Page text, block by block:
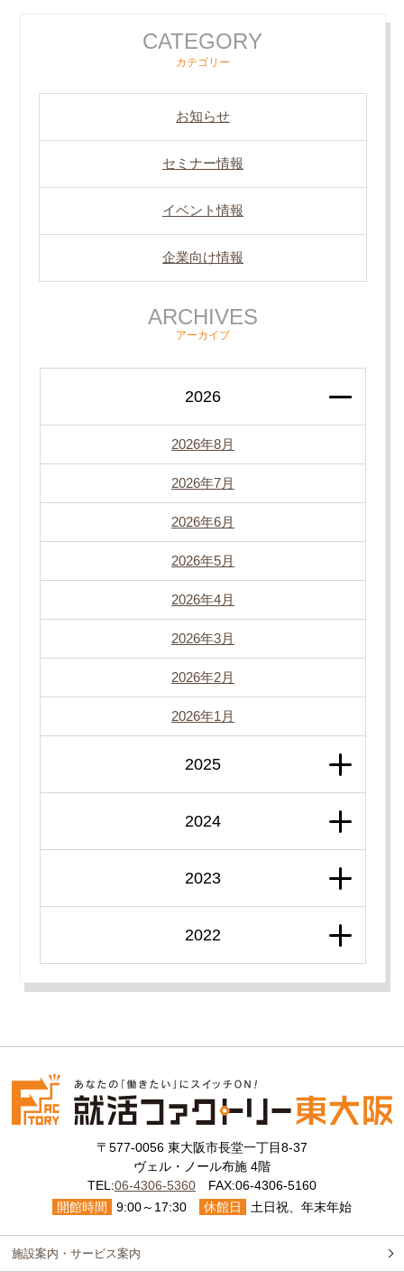
CATEGORY
カテゴリー
お知らせ
セミナー情報
イベント情報
企業向け情報
ARCHIVES
アーカイブ
2026
2026年8月
2026年7月
2026年6月
2026年5月
2026年4月
2026年3月
2026年2月
2026年1月
2025
2024
2023
2022
〒577-0056 東大阪市長堂一丁目8-37
ヴェル・ノール布施 4階
TEL:06-4306-5360FAX:06-4306-5160
開館時間
9:00～17:30 休館日 土日祝、年末年始
施設案内・サービス案内